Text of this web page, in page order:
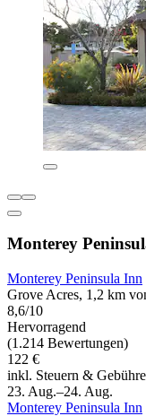
Monterey
Monterey Peninsula Inn
Grove Acres, 1,2 km
8,6/10
Hervorragend
(1.214 Bewertungen)
122 €
inkl. Steuern &
23. Aug.–24. Aug.
Monterey Peninsula Inn